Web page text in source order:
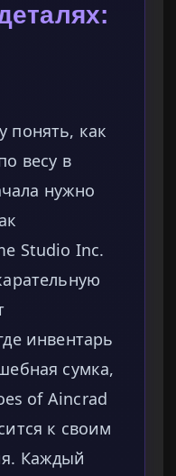
понять, как
весу в
нужно
Studio Inc.
инвентарь
сумка,
of Aincrad
к своим
Каждый